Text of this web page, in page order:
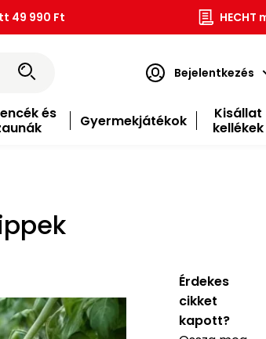
49 990 Ft HECHT
Bejelentkezés
és
Gyermekjátékok
Kisállat
kellékek
Érdekes
cikket
kapott?